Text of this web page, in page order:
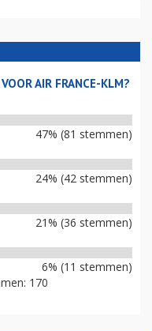
AIR FRANCE-KLM?
47% (81 stemmen)
24% (42 stemmen)
21% (36 stemmen)
6% (11 stemmen)
170